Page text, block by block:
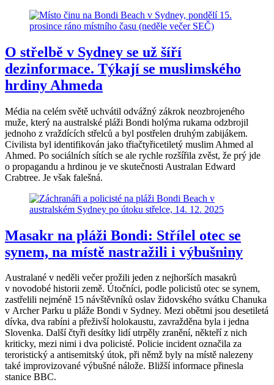
O střelbě v Sydney se už šíří
dezinformace. Týkají se muslimského
hrdiny Ahmeda
Média na celém světě uchvátil odvážný zákrok neozbrojeného
muže, který na australské pláži Bondi holýma rukama odzbrojil
jednoho z vraždících střelců a byl postřelen druhým zabijákem.
Civilista byl identifikován jako třiačtyřicetiletý muslim Ahmed al
Ahmed. Po sociálních sítích se ale rychle rozšířila zvěst, že prý jde
o propagandu a hrdinou je ve skutečnosti Australan Edward
Crabtree. Je však falešná.
Masakr na pláži Bondi: Střílel otec se
synem, na místě nastražili i výbušniny
Australané v neděli večer prožili jeden z nejhorších masakrů
v novodobé historii země. Útočníci, podle policistů otec se synem,
zastřelili nejméně 15 návštěvníků oslav židovského svátku Chanuka
v Archer Parku u pláže Bondi v Sydney. Mezi obětmi jsou desetiletá
dívka, dva rabíni a přeživší holokaustu, zavražděna byla i jedna
Slovenka. Další čtyři desítky lidí utrpěly zranění, někteří z nich
kriticky, mezi nimi i dva policisté. Policie incident označila za
teroristický a antisemitský útok, při němž byly na místě nalezeny
také improvizované výbušné nálože. Bližší informace přinesla
stanice BBC.